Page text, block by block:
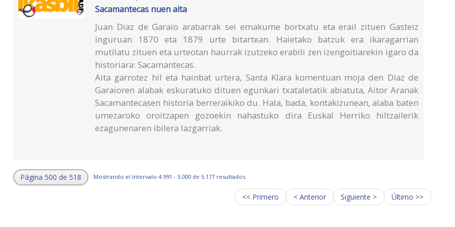
Sacamantecas nuen aita
Juan Diaz de Garaio arabarrak sei emakume bortxatu eta erail zituen Gasteiz
inguruan 1870 eta 1879 urte bitartean. Haietako batzuk era ikaragarrian
mutilatu zituen eta urteotan haurrak izutzeko erabili zen izengoitiarekin igaro da
historiara: Sacamantecas.
Aita garrotez hil eta hainbat urtera, Santa Klara komentuan moja den Diaz de
Garaioren alabak eskuratuko dituen egunkari txataletatik abiatuta, Aitor Aranak
Sacamantecasen historia berreraikiko du. Hala, bada, kontakizunean, alaba baten
umezaroko oroitzapen gozoekin nahastuko dira Euskal Herriko hiltzailerik
ezagunenaren ibilera lazgarriak.
Página 500 de 518 Mostrando el intervalo 4.991 - 5.000 de 5.177 resultados.
<< Primero < Anterior Siguiente > Último >>